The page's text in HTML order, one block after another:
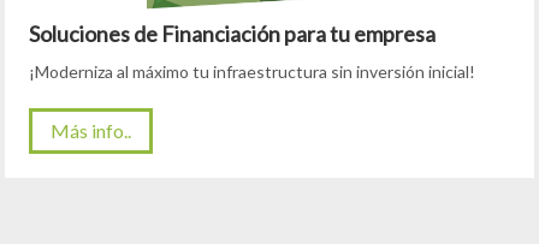
Soluciones de Financiación para tu empresa
¡Moderniza al máximo tu infraestructura sin inversión inicial!
Más info..